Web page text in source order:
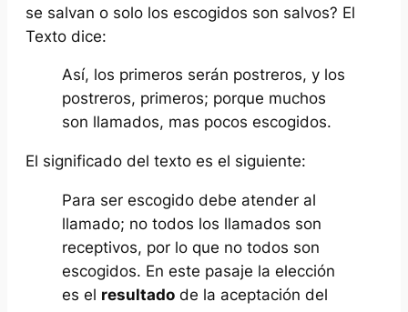
se salvan o solo los escogidos son salvos? El
Texto dice:
Así, los primeros serán postreros, y los
postreros, primeros; porque muchos
son llamados, mas pocos escogidos.
El significado del texto es el siguiente:
Para ser escogido debe atender al
llamado; no todos los llamados son
receptivos, por lo que no todos son
escogidos. En este pasaje la elección
es el resultado de la aceptación del